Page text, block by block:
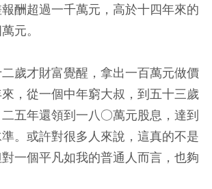
酬超過一千萬元，高於十四年來的
元。
歲才財富覺醒，拿出一百萬元做價
，從一個中年窮大叔，到五十三歲
五年還領到一八○萬元股息，達到
準。或許對很多人來說，這真的不是
一個平凡如我的普通人而言，也夠